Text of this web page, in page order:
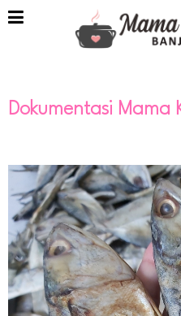
Dokumentasi Mama